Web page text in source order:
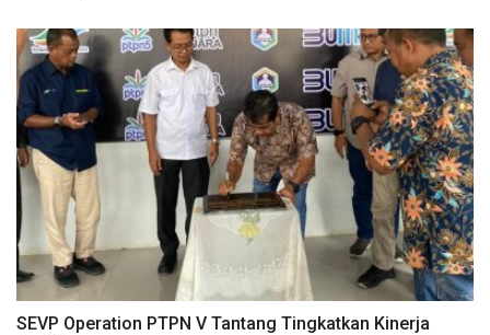
SEVP Operation PTPN V Tantang Tingkatkan Kinerja